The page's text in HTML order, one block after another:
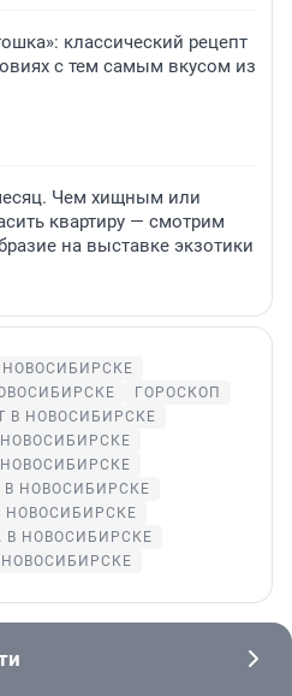
классический рецепт
с тем самым вкусом из
Чем хищным или
квартиру — смотрим
на выставке экзотики
ГОРОСКОП
В НОВОСИБИРСКЕ
НОВОСИБИРСКЕ
НОВОСИБИРСКЕ
В НОВОСИБИРСКЕ